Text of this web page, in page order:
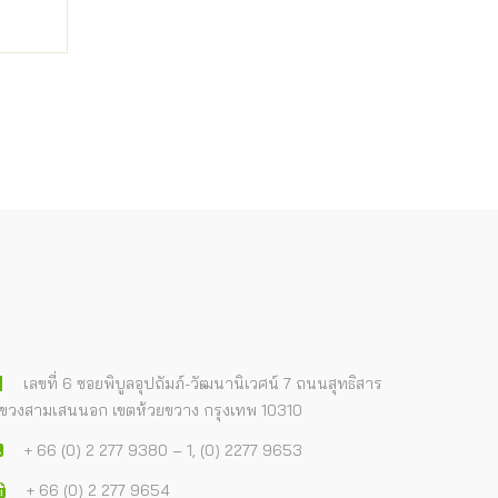
เลขที่ 6 ซอยพิบูลอุปถัมภ์-วัฒนานิเวศน์ 7 ถนนสุทธิสาร
วงสามเสนนอก เขตห้วยขวาง กรุงเทพ 10310
+ 66 (0) 2 277 9380 – 1, (0) 2277 9653
+ 66 (0) 2 277 9654